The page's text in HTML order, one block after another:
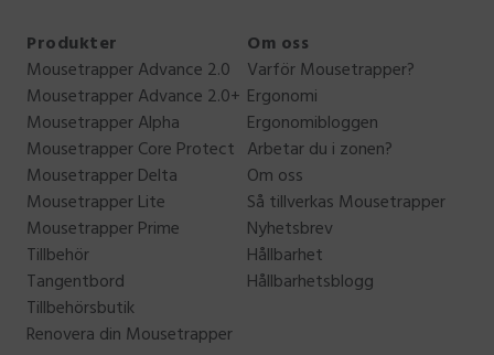
Produkter
Mousetrapper Advance 2.0
Mousetrapper Advance 2.0+
Mousetrapper Alpha
Mousetrapper Core Protect
Mousetrapper Delta
Mousetrapper Lite
Mousetrapper Prime
Tillbehör
Tangentbord
Tillbehörsbutik
Renovera din Mousetrapper
Om oss
Varför Mousetrapper?
Ergonomi
Ergonomibloggen
Arbetar du i zonen?
Om oss
Så tillverkas Mousetrapper
Nyhetsbrev
Hållbarhet
Hållbarhetsblogg